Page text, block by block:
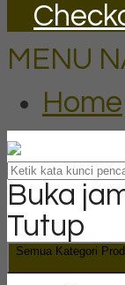
MENU
Home
Buka
Tutup
Semua Kategori